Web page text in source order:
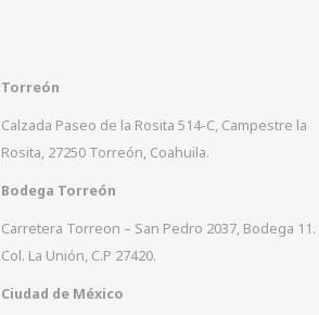
Torreón
Calzada Paseo de la Rosita 514-C, Campestre la
Rosita, 27250 Torreón, Coahuila.
Bodega Torreón
Carretera Torreon – San Pedro 2037, Bodega 11.
Col. La Unión, C.P 27420.
Ciudad de México